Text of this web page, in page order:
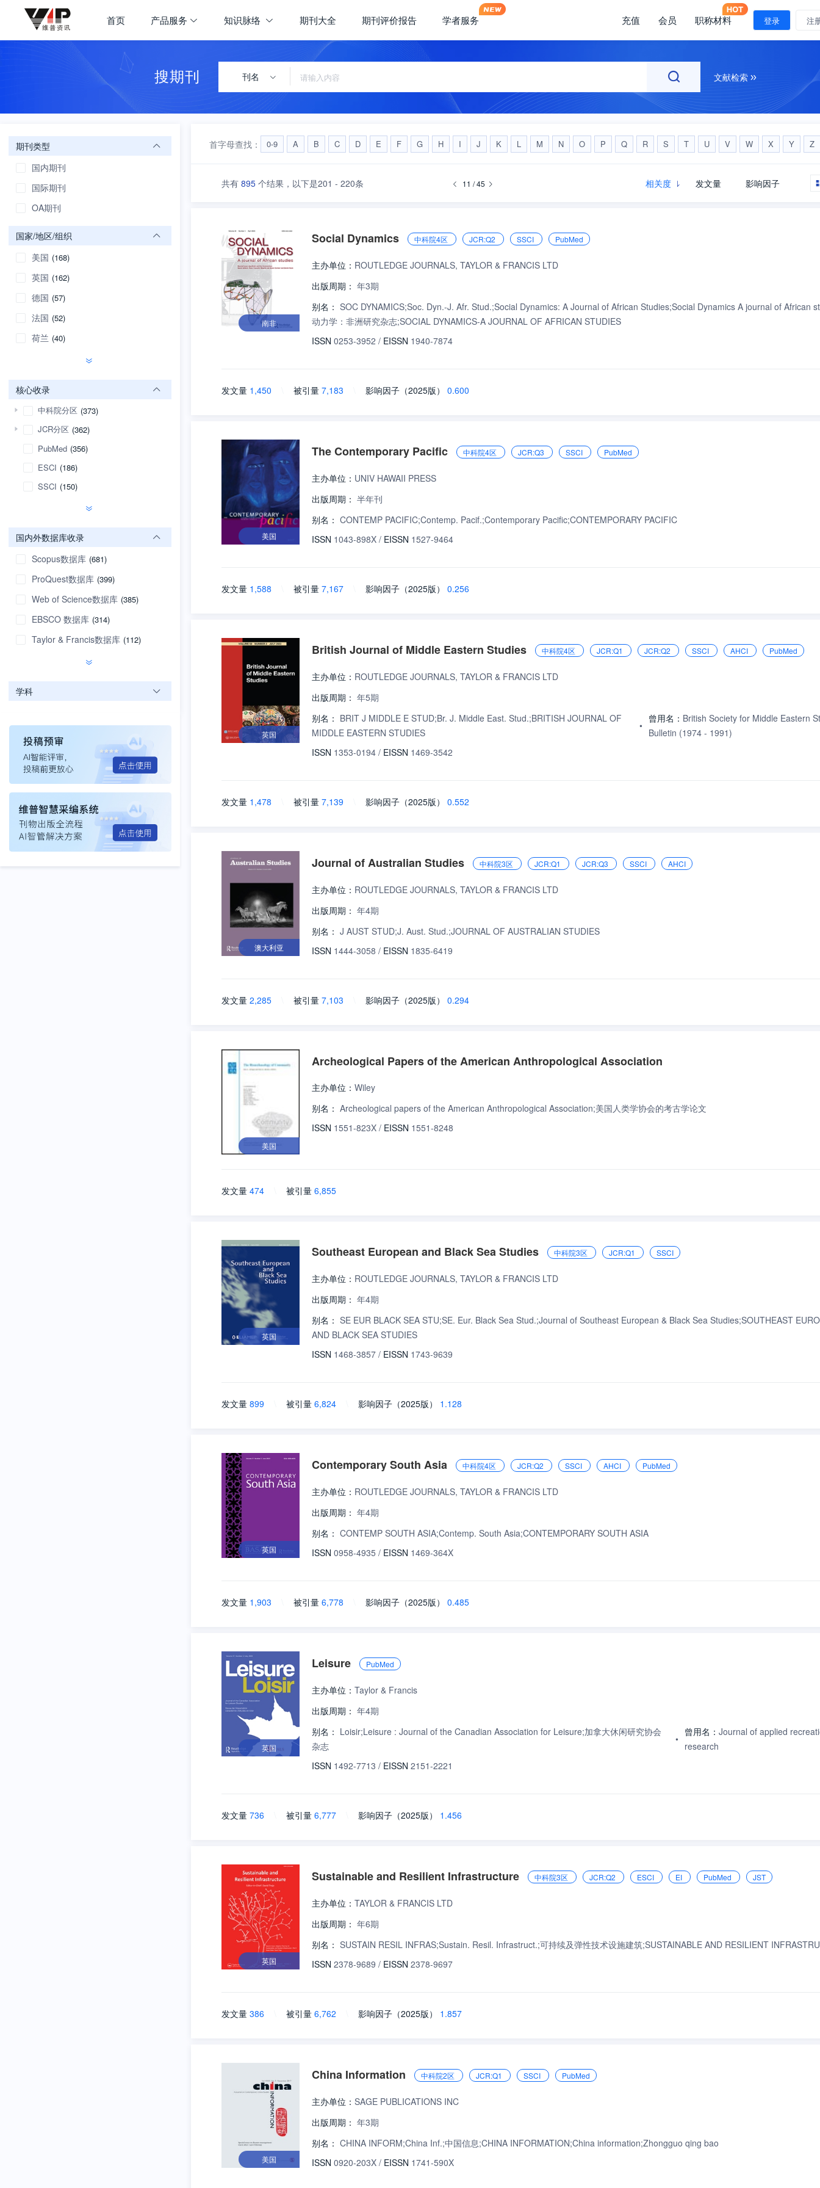
首页 产品服务 知识脉络 期刊大全 期刊评价报告 学者服务 充值 会员 职称材料 登录 注
期刊大全 首页 学科导航 注册
搜期刊 刊名 文献检索
期刊类型
国内期刊
国际期刊
OA期刊
国家/地区/组织
美国 (168)
英国 (162)
德国 (57)
法国 (52)
荷兰 (40)
核心收录
中科院分区 (373)
JCR分区 (362)
PubMed (356)
ESCI (186)
SSCI (150)
国内外数据库收录
Scopus数据库 (681)
ProQuest数据库 (399)
Web of Science数据库 (385)
EBSCO 数据库 (314)
Taylor & Francis数据库 (112)
学科
首字母查找： 0-9 A B C D E F G H I J K L M N O P Q R S T U V W X Y Z
共有 895 个结果， 以下是201 - 220条 11 / 45 相关度 发文量 影响因子
南非
Social Dynamics 中科院4区 JCR:Q2 SSCI PubMed
主办单位： ROUTLEDGE JOURNALS, TAYLOR & FRANCIS LTD
出版周期： 年3期
别名： SOC DYNAMICS;Soc. Dyn.-J. Afr. Stud.;Social Dynamics: A Journal of African Studies;Social Dynamics A journal of African
动力学：非洲研究杂志;SOCIAL DYNAMICS-A JOURNAL OF AFRICAN STUDIES
ISSN 0253-3952 / EISSN 1940-7874
发文量 1,450 被引量 7,183 影响因子（2025版） 0.600
美国
The Contemporary Pacific 中科院4区 JCR:Q3 SSCI PubMed
主办单位： UNIV HAWAII PRESS
出版周期： 半年刊
别名： CONTEMP PACIFIC;Contemp. Pacif.;Contemporary Pacific;CONTEMPORARY PACIFIC
ISSN 1043-898X / EISSN 1527-9464
发文量 1,588 被引量 7,167 影响因子（2025版） 0.256
英国
British Journal of Middle Eastern Studies 中科院4区 JCR:Q1 JCR:Q2 SSCI AHCI PubMed
主办单位： ROUTLEDGE JOURNALS, TAYLOR & FRANCIS LTD
出版周期： 年5期
别名： BRIT J MIDDLE E STUD;Br. J. Middle East. Stud.;BRITISH JOURNAL OF
MIDDLE EASTERN STUDIES
•
曾用名： British Society for Middle Eastern
Bulletin (1974 - 1991)
ISSN 1353-0194 / EISSN 1469-3542
发文量 1,478 被引量 7,139 影响因子（2025版） 0.552
澳大利亚
Journal of Australian Studies 中科院3区 JCR:Q1 JCR:Q3 SSCI AHCI
主办单位： ROUTLEDGE JOURNALS, TAYLOR & FRANCIS LTD
出版周期： 年4期
别名： J AUST STUD;J. Aust. Stud.;JOURNAL OF AUSTRALIAN STUDIES
ISSN 1444-3058 / EISSN 1835-6419
发文量 2,285 被引量 7,103 影响因子（2025版） 0.294
美国
Archeological Papers of the American Anthropological Association
主办单位： Wiley
别名： Archeological papers of the American Anthropological Association;美国人类学协会的考古学论文
ISSN 1551-823X / EISSN 1551-8248
发文量 474 被引量 6,855
英国
Southeast European and Black Sea Studies 中科院3区 JCR:Q1 SSCI
主办单位： ROUTLEDGE JOURNALS, TAYLOR & FRANCIS LTD
出版周期： 年4期
别名： SE EUR BLACK SEA STU;SE. Eur. Black Sea Stud.;Journal of Southeast European & Black Sea Studies;SOUTHEAST
AND BLACK SEA STUDIES
ISSN 1468-3857 / EISSN 1743-9639
发文量 899 被引量 6,824 影响因子（2025版） 1.128
英国
Contemporary South Asia 中科院4区 JCR:Q2 SSCI AHCI PubMed
主办单位： ROUTLEDGE JOURNALS, TAYLOR & FRANCIS LTD
出版周期： 年4期
别名： CONTEMP SOUTH ASIA;Contemp. South Asia;CONTEMPORARY SOUTH ASIA
ISSN 0958-4935 / EISSN 1469-364X
发文量 1,903 被引量 6,778 影响因子（2025版） 0.485
英国
Leisure PubMed
主办单位： Taylor & Francis
出版周期： 年4期
别名： Loisir;Leisure : Journal of the Canadian Association for Leisure;加拿大休闲研究协会
杂志
•
曾用名： Journal of applied
research
ISSN 1492-7713 / EISSN 2151-2221
发文量 736 被引量 6,777 影响因子（2025版） 1.456
英国
Sustainable and Resilient Infrastructure 中科院3区 JCR:Q2 ESCI EI PubMed JST
主办单位： TAYLOR & FRANCIS LTD
出版周期： 年6期
别名： SUSTAIN RESIL INFRAS;Sustain. Resil. Infrastruct.;可持续及弹性技术设施建筑;SUSTAINABLE AND RESILIENT
ISSN 2378-9689 / EISSN 2378-9697
发文量 386 被引量 6,762 影响因子（2025版） 1.857
美国
China Information 中科院2区 JCR:Q1 SSCI PubMed
主办单位： SAGE PUBLICATIONS INC
出版周期： 年3期
别名： CHINA INFORM;China Inf.;中国信息;CHINA INFORMATION;China information;Zhongguo qing bao
ISSN 0920-203X / EISSN 1741-590X